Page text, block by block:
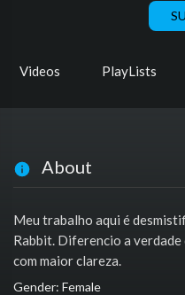
Videos PlayLists
About
Meu trabalho aqui é
Rabbit. Diferencio a
com maior clareza.
Gender: Female